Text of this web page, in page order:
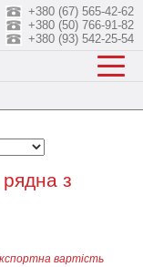
+380 (67) 565-42-62
+380 (50) 766-91-82
+380 (93) 542-25-54
з
вартість